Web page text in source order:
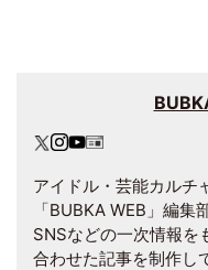
アイドル・芸能カルチ
「BUBKA WEB」編集
SNSなどの一次情報を
合わせた記事を制作し